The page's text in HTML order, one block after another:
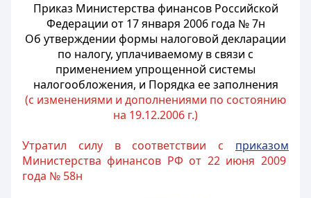
Приказ Министерства финансов Российской
Федерации от 17 января 2006 года № 7н
Об утверждении формы налоговой декларации
по налогу, уплачиваемому в связи с
применением упрощенной системы
налогообложения, и Порядка ее заполнения
(с изменениями и дополнениями по состоянию
на 19.12.2006 г.)
Утратил силу в соответствии с приказом
Министерства финансов РФ от 22 июня 2009
года № 58н